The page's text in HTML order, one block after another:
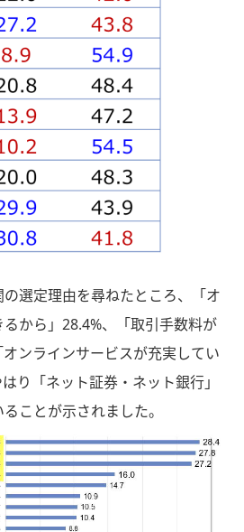
選定理由を尋ねたところ、「オ
から」28.4%、「取引手数料が
ンラインサービスが充実してい
り「ネット証券・ネット銀行」
ことが示されました。